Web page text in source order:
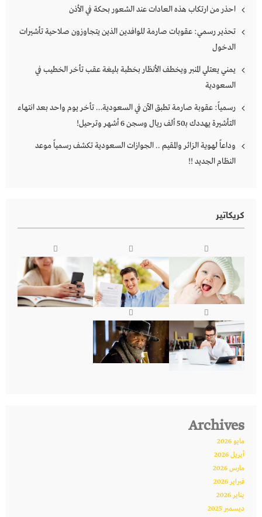
احذر من ارتكاب هذه العادات عند الشعور بحكة في الأذن
تحذير رسمي: عقوبات صارمة للوافدين الذين يتجاوزون صلاحية تأشيرات
الدخول
يمني يعتلي المنبر ويخطف الأنظار بخطبة بليغة عقب تأخر الخطيب في
السعودية
رسمياً: عقوبة صارمة تطبق الآن في السعودية… تأخر يوم واحد بعد انتهاء
التأشيرة يهددك بـ50 ألف ريال وسجن 6 أشهر وترحيل!
وداعاً لهوية الزائر والمقيم .. الجوازات السعودية تكشف رسمياً موعد
النظام الجديد !!
كريكاتير
Archives
مايو 2026
أبريل 2026
مارس 2026
فبراير 2026
يناير 2026
ديسمبر 2025